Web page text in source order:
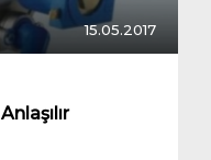
15.05.2017